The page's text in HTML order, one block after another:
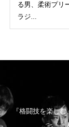
る男、柔術プリ
ラジ...
『格闘技を楽し